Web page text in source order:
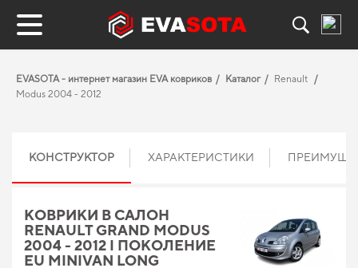
EVASOTA - интернет магазин EVA ковриков Каталог
Renault
Modus 2004 - 2012
КОНСТРУКТОР ХАРАКТЕРИСТИКИ
КОВРИКИ В САЛОН
RENAULT GRAND MODUS
2004 - 2012 I ПОКОЛЕНИЕ
EU MINIVAN LONG